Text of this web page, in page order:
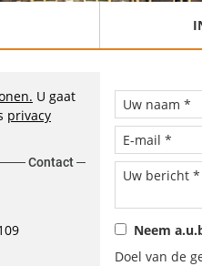
U gaat
privacy
Contact
Neem
Doel van de